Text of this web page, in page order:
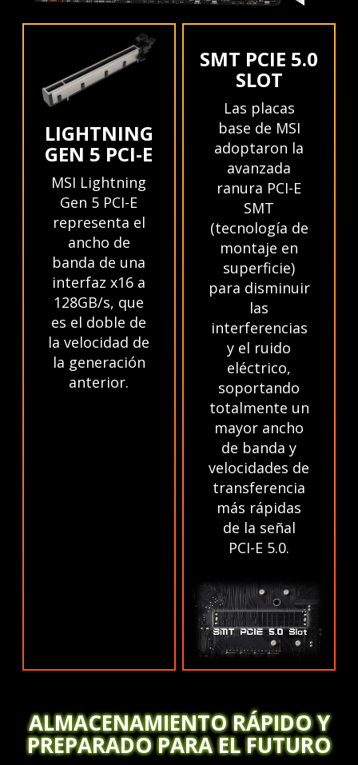
LIGHTNING
GEN 5 PCI-E
MSI Lightning
Gen 5 PCI-E
representa el
ancho de
banda de una
interfaz x16 a
128GB/s, que
es el doble de
la velocidad de
la generación
anterior.
SMT PCIE 5.0
SLOT
Las placas
base de MSI
adoptaron la
avanzada
ranura PCI-E
SMT
(tecnología de
montaje en
superficie)
para disminuir
las
interferencias
y el ruido
eléctrico,
soportando
totalmente un
mayor ancho
de banda y
velocidades de
transferencia
más rápidas
de la señal
PCI-E 5.0.
ALMACENAMIENTO RÁPIDO Y
PREPARADO PARA EL FUTURO